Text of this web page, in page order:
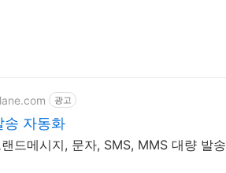
광고
송 자동화
드메시지, 문자, SMS, MMS 대량 발